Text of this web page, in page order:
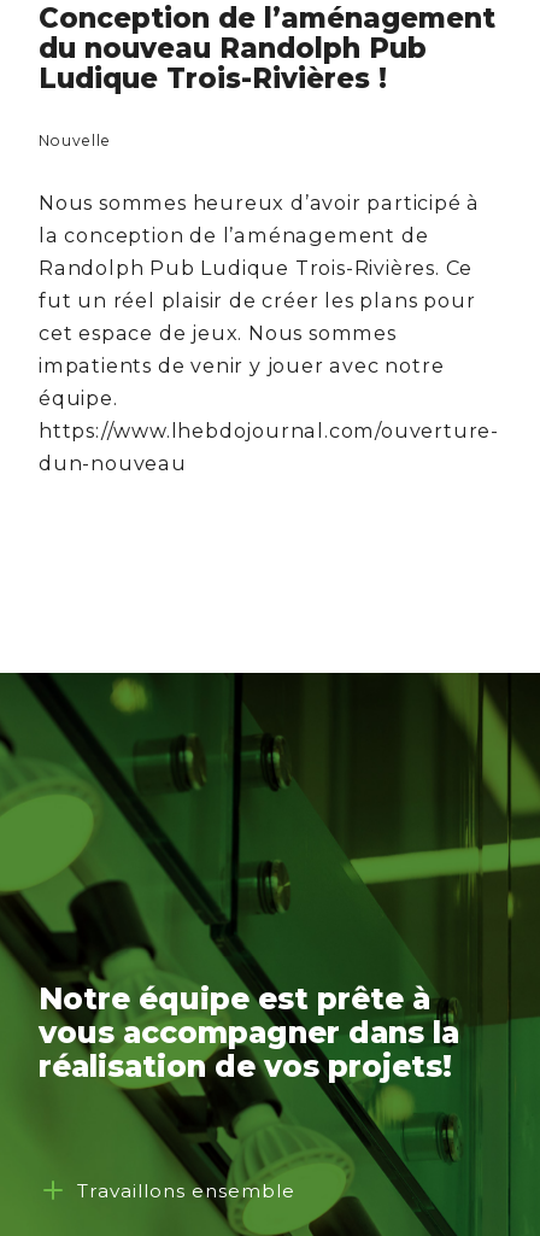
Conception de l’aménagement
du nouveau Randolph Pub
Ludique Trois-Rivières !
Nouvelle
Nous sommes heureux d’avoir participé à
la conception de l’aménagement de
Randolph Pub Ludique Trois-Rivières. Ce
fut un réel plaisir de créer les plans pour
cet espace de jeux. Nous sommes
impatients de venir y jouer avec notre
équipe.
https://www.lhebdojournal.com/ouverture-
dun-nouveau
Notre équipe est prête à
vous accompagner dans la
réalisation de vos projets!
Travaillons ensemble